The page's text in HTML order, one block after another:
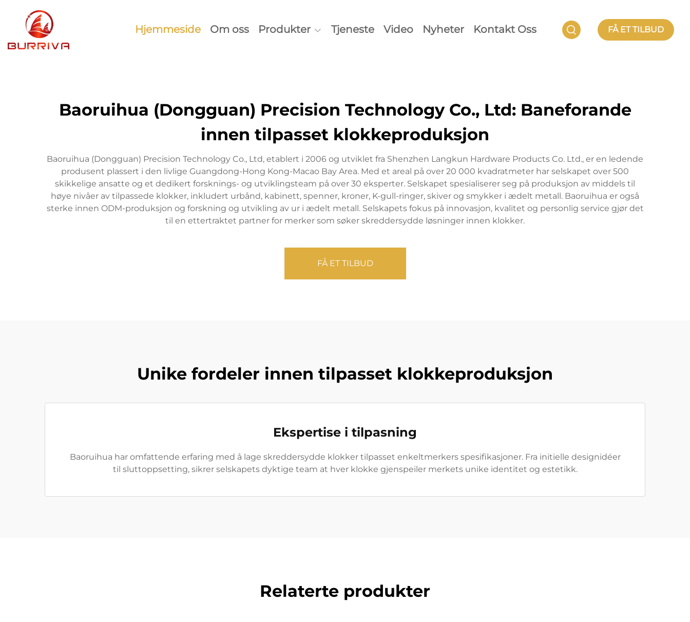
Hjemmeside Om oss Produkter Tjeneste Video Nyheter Kontakt Oss FÅ ET TILBUD
Baoruihua (Dongguan) Precision Technology Co., Ltd: Baneforande
innen tilpasset klokkeproduksjon
Baoruihua (Dongguan) Precision Technology Co., Ltd, etablert i 2006 og utviklet fra Shenzhen Langkun Hardware Products Co. Ltd., er en ledende
produsent plassert i den livlige Guangdong-Hong Kong-Macao Bay Area. Med et areal på over 20 000 kvadratmeter har selskapet over 500
skikkelige ansatte og et dedikert forsknings- og utviklingsteam på over 30 eksperter. Selskapet spesialiserer seg på produksjon av middels til
høye nivåer av tilpassede klokker, inkludert urbånd, kabinett, spenner, kroner, K-gull-ringer, skiver og smykker i ædelt metall. Baoruihua er også
sterke innen ODM-produksjon og forskning og utvikling av ur i ædelt metall. Selskapets fokus på innovasjon, kvalitet og personlig service gjør det
til en ettertraktet partner for merker som søker skreddersydde løsninger innen klokker.
FÅ ET TILBUD
Unike fordeler innen tilpasset klokkeproduksjon
Ekspertise i tilpasning
Baoruihua har omfattende erfaring med å lage skreddersydde klokker tilpasset enkeltmerkers spesifikasjoner. Fra initielle designidéer
til sluttoppsetting, sikrer selskapets dyktige team at hver klokke gjenspeiler merkets unike identitet og estetikk.
Relaterte produkter